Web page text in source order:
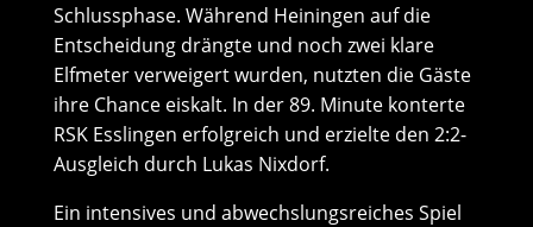
Schlussphase. Während Heiningen auf die
Entscheidung drängte und noch zwei klare
Elfmeter verweigert wurden, nutzten die Gäste
ihre Chance eiskalt. In der 89. Minute konterte
RSK Esslingen erfolgreich und erzielte den 2:2-
Ausgleich durch Lukas Nixdorf.
Ein intensives und abwechslungsreiches Spiel